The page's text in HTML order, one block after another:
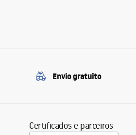
Envio gratuito
Certificados e parceiros